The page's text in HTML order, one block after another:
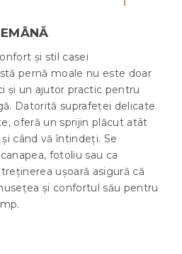
și stil casei
pernă moale nu este doar
și un ajutor practic pentru
Datorită suprafeței delicate
oferă un sprijin plăcut atât
când vă întindeți. Se
fotoliu sau ca
ușoară asigură că
și confortul său pentru